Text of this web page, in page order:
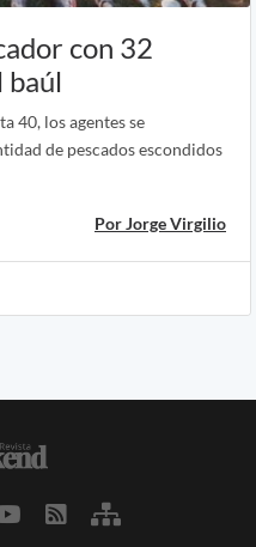
con 32
baúl
40, los agentes se
de pescados escondidos
Por Jorge Virgilio